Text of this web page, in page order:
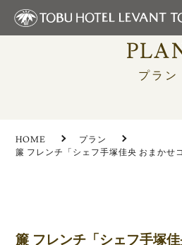
プラン
HOME
プラン
簾 フレンチ「シェフ⼿塚佳央 おまかせ
簾 フレンチ「シェフ⼿塚